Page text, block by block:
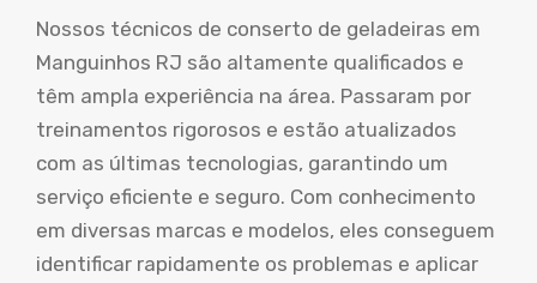
Nossos técnicos de conserto de geladeiras em
Manguinhos RJ são altamente qualificados e
têm ampla experiência na área. Passaram por
treinamentos rigorosos e estão atualizados
com as últimas tecnologias, garantindo um
serviço eficiente e seguro. Com conhecimento
em diversas marcas e modelos, eles conseguem
identificar rapidamente os problemas e aplicar